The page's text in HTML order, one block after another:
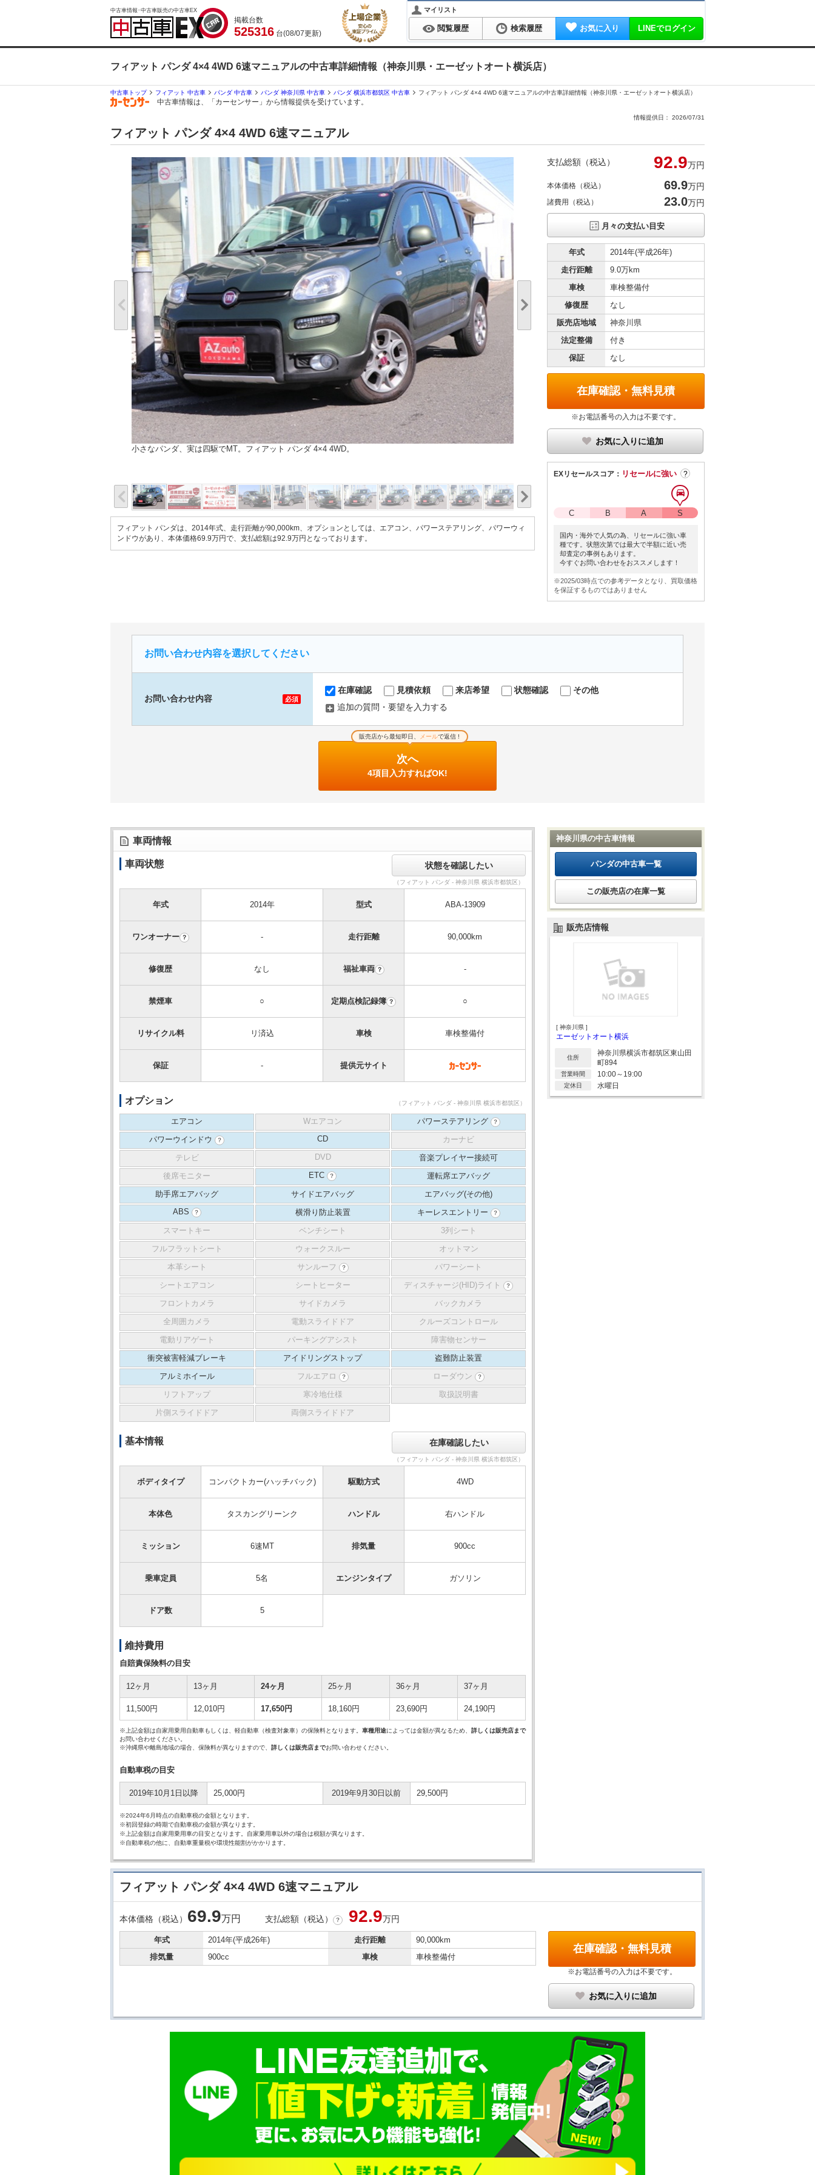
中古車情報･中古車販売の中古車EX
掲載台数
525316 台(08/07更新)
マイリスト
閲覧履歴 検索履歴 お気に入り LINEでログイン
フィアット パンダ 4×4 4WD 6速マニュアルの中古車詳細情報（神奈川県・エーゼットオート横浜店）
中古車トップ フィアット 中古車 パンダ 中古車 パンダ 神奈川県 中古車 パンダ 横浜市都筑区 中古車 フィアット パンダ 4×4 4WD 6速マニュアルの中古車詳細情報（神奈川県・エーゼットオート横浜店）
中古車情報は、「カーセンサー」から情報提供を受けています。
情報提供日： 2026/07/31
フィアット パンダ 4×4 4WD 6速マニュアル
小さなパンダ、実は四駆でMT。フィアット パンダ 4×4 4WD。
フィアット パンダは、2014年式、走行距離が90,000km、オプションとしては、エアコン、パワーステアリング、パワーウィ
ンドウがあり、本体価格69.9万円で、支払総額は92.9万円となっております。
支払総額（税込） 92.9万円
本体価格（税込） 69.9万円
諸費用（税込） 23.0万円
月々の支払い目安
年式
2014年(平成26年)
走行距離
9.0万km
車検
車検整備付
修復歴
なし
販売店地域
神奈川県
法定整備
付き
保証
なし
在庫確認・無料見積
※お電話番号の入力は不要です。
お気に入りに追加
EXリセールスコア： リセールに強い ?
C B A S
国内・海外で人気の為、リセールに強い車
種です。状態次第では最大で半額に近い売
却査定の事例もあります。
今すぐお問い合わせをおススメします！
※2025/03時点での参考データとなり、買取価格
を保証するものではありません
お問い合わせ内容を選択してください
お問い合わせ内容 必須
在庫確認 見積依頼 来店希望 状態確認
その他
追加の質問・要望を入力する
次へ
4項目入力すればOK!
販売店から最短即日、 メールで返信 !
車両情報
車両状態
（フィアット パンダ - 神奈川県 横浜市都筑区）
年式 2014年 型式 ABA-13909
ワンオーナー ？ - 走行距離 90,000km
修復歴 なし 福祉車両 ？ -
禁煙車 ○ 定期点検記録簿 ？ ○
リサイクル料 リ済込 車検 車検整備付
保証 - 提供元サイト
オプション （フィアット パンダ - 神奈川県 横浜市都筑区）
エアコン Wエアコン パワーステアリング ？
パワーウインドウ ？ CD
カーナビ
テレビ
DVD
音楽プレイヤー接続可
後席モニター
ETC ？
運転席エアバッグ
助手席エアバッグ
サイドエアバッグ
エアバッグ(その他)
ABS
？ 横滑り防止装置 キーレスエントリー ？
スマートキー ベンチシート
3列シート
フルフラットシート
ウォークスルー
オットマン
本革シート
サンルーフ ？
パワーシート
シートエアコン
シートヒーター ディスチャージ(HID)ライト ？
フロントカメラ サイドカメラ
バックカメラ
全周囲カメラ
電動スライドドア
クルーズコントロール
電動リアゲート
パーキングアシスト
障害物センサー
衝突被害軽減ブレーキ
アイドリングストップ
盗難防止装置
アルミホイール
フルエアロ ？ ローダウン ？
リフトアップ 寒冷地仕様
取扱説明書
片側スライドドア
両側スライドドア
基本情報
（フィアット パンダ - 神奈川県 横浜市都筑区）
ボディタイプ コンパクトカー(ハッチバック) 駆動方式 4WD
本体色 タスカングリーンク ハンドル 右ハンドル
ミッション 6速MT 排気量 900cc
乗車定員 5名 エンジンタイプ ガソリン
ドア数 5
維持費用
自賠責保険料の目安
12ヶ月 13ヶ月 24ヶ月 25ヶ月 36ヶ月 37ヶ月
11,500円 12,010円 17,650円 18,160円 23,690円 24,190円
※上記金額は自家用乗用自動車もしくは、軽自動車（検査対象車）の保険料となります。 車種用途によっては金額が異なるため、 詳しくは販売店まで
お問い合わせください。
※沖縄県や離島地域の場合、保険料が異なりますので、 詳しくは販売店までお問い合わせください。
自動車税の目安
2019年10月1日以降 25,000円 2019年9月30日以前 29,500円
※2024年6月時点の自動車税の金額となります。
※初回登録の時期で自動車税の金額が異なります。
※上記金額は自家用乗用車の目安となります。自家乗用車以外の場合は税額が異なります。
※自動車税の他に、自動車重量税や環境性能割がかかります。
神奈川県の中古車情報
パンダの中古車一覧
この販売店の在庫一覧
販売店情報
[ 神奈川県 ]
エーゼットオート横浜
住所
神奈川県横浜市都筑区東山田
町894
営業時間 10:00～19:00
定休日 水曜日
フィアット パンダ 4×4 4WD 6速マニュアル
本体価格（税込） 69.9万円 支払総額（税込） ？ 92.9万円
年式 2014年(平成26年) 走行距離
90,000km
排気量
900cc 車検 車検整備付
在庫確認・無料見積
※お電話番号の入力は不要です。
お気に入りに追加